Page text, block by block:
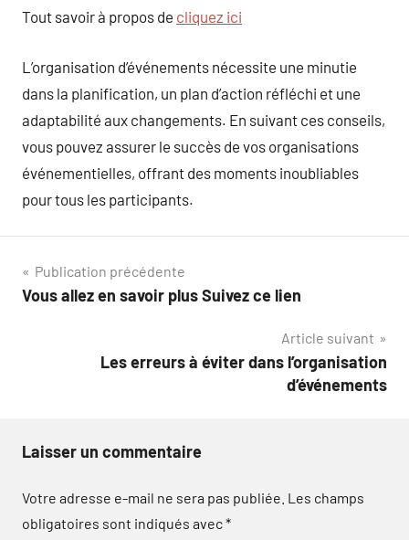
Tout savoir à propos de cliquez ici
L’organisation d’événements nécessite une minutie
dans la planification, un plan d’action réfléchi et une
adaptabilité aux changements. En suivant ces conseils,
vous pouvez assurer le succès de vos organisations
événementielles, offrant des moments inoubliables
pour tous les participants.
Navigation
de
Publication précédente
Vous allez en savoir plus Suivez ce lien
Article suivant
Les erreurs à éviter dans l’organisation
d’événements
Laisser un commentaire
Votre adresse e-mail ne sera pas publiée. Les champs
obligatoires sont indiqués avec*